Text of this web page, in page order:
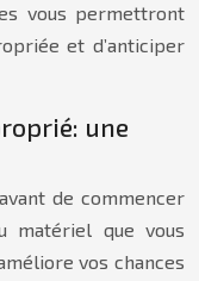
vous permettront
et d’anticiper
une
de commencer
matériel que vous
vos chances